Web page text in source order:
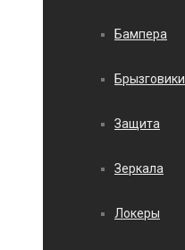
Бампера
Брызговики
Защита
Зеркала
Локеры